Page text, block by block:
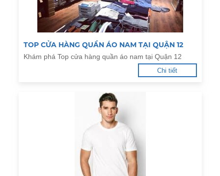
TOP CỬA HÀNG QUẦN ÁO NAM TẠI QUẬN 12
Khám phá Top cửa hàng quần áo nam tại Quận 12
Chi tiết